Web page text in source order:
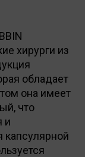
хирурги из
обладает
она имеет
что
и
капсулярной